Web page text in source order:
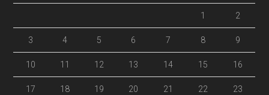
1 2
3 4 5 6 7 8 9
10 11 12 13 14 15 16
17 18 19 20 21 22 23